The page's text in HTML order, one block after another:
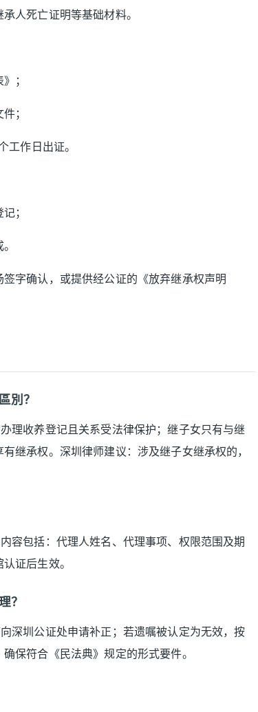
人死亡证明等基础材料。
；
；
作日出证。
；
字确认，或提供经公证的《放弃继承权声明
別？
理收养登记且关系受法律保护；继子女只有与继
继承权。深圳律师建议：涉及继子女继承权的，
容包括：代理人姓名、代理事项、权限范围及期
证后生效。
？
深圳公证处申请补正；若遗嘱被认定为无效，按
保符合《民法典》规定的形式要件。